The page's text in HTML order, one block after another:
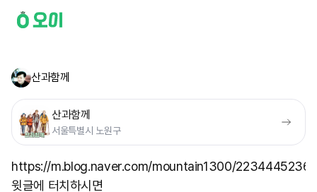
산과함께
산과함께
서울특별시 노원구
https://m.blog.naver.com/mountain1300/
윗글에 터치하시면